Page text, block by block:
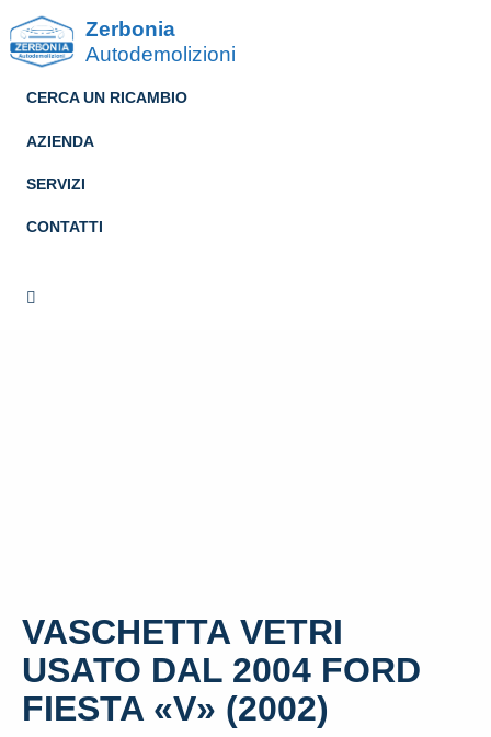
Zerbonia
Autodemolizioni
CERCA UN RICAMBIO
AZIENDA
SERVIZI
CONTATTI
VASCHETTA VETRI
USATO DAL 2004 FORD
FIESTA «V» (2002)